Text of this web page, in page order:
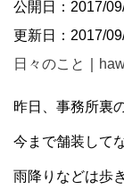
公開日：2017/
更新日：2017/
日々のこと
昨日、事務所裏
今まで舗装して
雨降りなどは歩